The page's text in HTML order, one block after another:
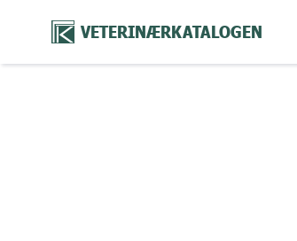
VETERINÆRKATALOGEN